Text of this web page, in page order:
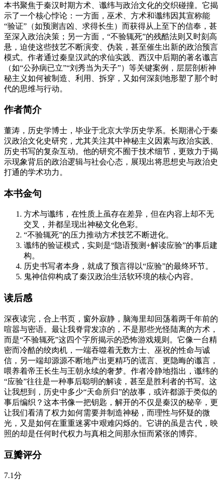
本书聚焦于秦汉时期方术、谶纬与政治文化的交织碰撞。它揭
示了一个核心悖论：一方面，巫术、方术和谶纬因其宣称能
“验证”（如预测吉凶、求得长生）而获得从上至下的信奉，甚
至深入政治决策；另一方面，“不验辄死”的残酷法则又时刻高
悬，迫使这些技艺不断演变、伪装，甚至催生出新的政治预言
模式。作者通过秦皇汉武的求仙实践、西汉中后期的著名谶言
（如“公孙病已立”“刘秀当为天子”）等关键案例，层层剖析神
秘主义如何被制造、利用、拆穿，又如何深刻地形塑了那个时
代的思维与行动。
作者简介
董涛，历史学博士，毕业于北京大学历史学系。长期潜心于秦
汉政治文化史研究，尤其关注其中神秘主义因素与政治实践、
历史书写的复杂互动。他的研究不囿于技术细节，更致力于揭
示现象背后的政治逻辑与社会心态，展现出将思想史与政治史
打通的学术功力。
本书金句
方术与谶纬，在性质上虽存在差异，但在内容上却不无
交叉，并都呈现出神秘文化色彩。
“不验辄死”的压力推动方术技艺不断进化。
谶纬的验证模式，实则是“隐语预测+解读应验”的事后建
构。
历史书写者本身，就成了预言得以“应验”的最终环节。
鬼神信仰构成了秦汉政治生活软环境的核心内容。
读后感
深夜读完，合上书页，窗外寂静，脑海里却回荡着两千年前的
喧嚣与密语。最让我脊背发凉的，不是那些光怪陆离的方术，
而是“不验辄死”这四个字所揭示的恐怖游戏规则。它像一台精
密而冷酷的绞肉机，一端吞噬着无数方士、巫祝的性命与诚
信，另一端却源源不断地产出更精巧的谎言、更隐晦的谶言，
喂养着帝王长生与王朝永续的奢梦。作者冷静地指出，谶纬的
“应验”往往是一种事后聪明的解读，甚至是胜利者的书写。这
让我想到，历史中多少“天命所归”的故事，或许都源于类似的
事后编织？这本书像一把钥匙，解开的不仅是秦汉的秘辛，更
让我们看清了权力如何需要并制造神秘，而理性与怀疑的微
光，又是如何在重重迷雾中艰难闪烁的。它讲的虽是古代，映
照的却是任何时代权力与真相之间那永恒而紧张的博弈。
豆瓣评分
7.1分